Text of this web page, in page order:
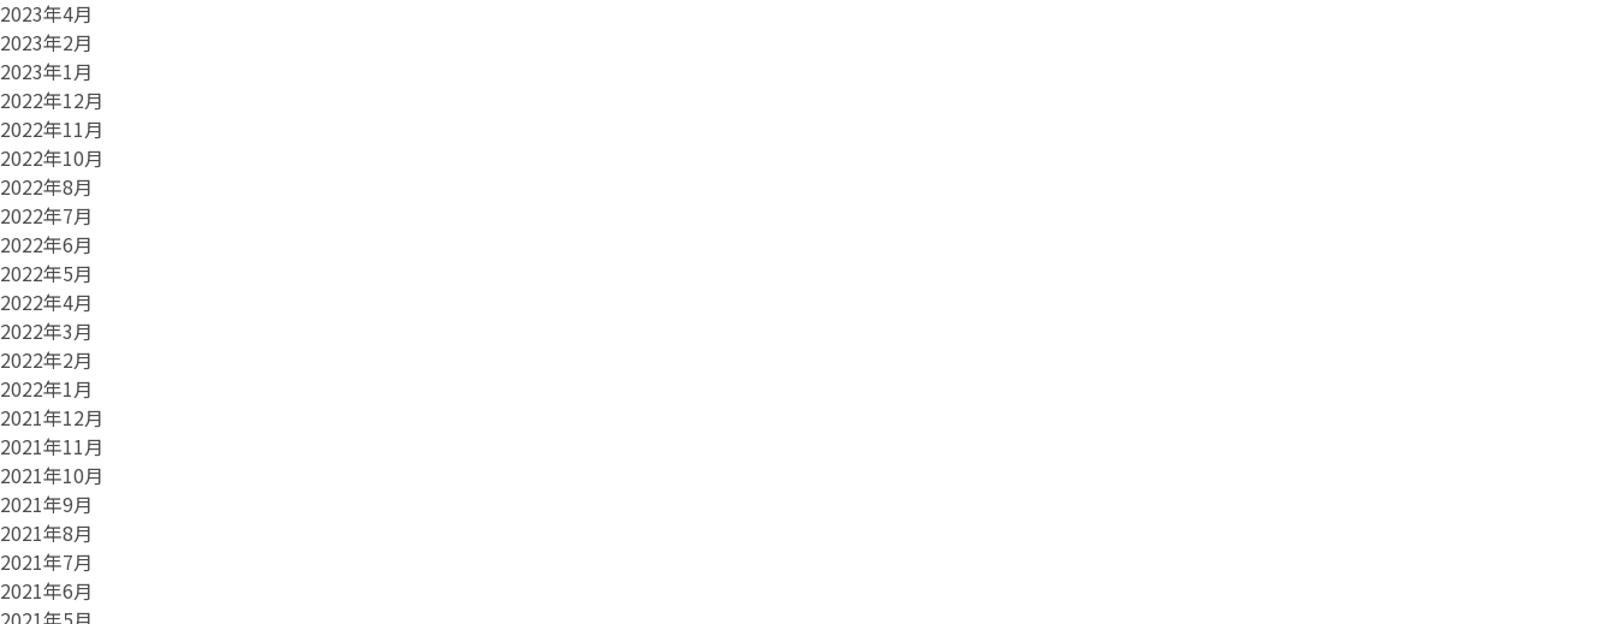
2023年4月
2023年2月
2023年1月
2022年12月
2022年11月
2022年10月
2022年8月
2022年7月
2022年6月
2022年5月
2022年4月
2022年3月
2022年2月
2022年1月
2021年12月
2021年11月
2021年10月
2021年9月
2021年8月
2021年7月
2021年6月